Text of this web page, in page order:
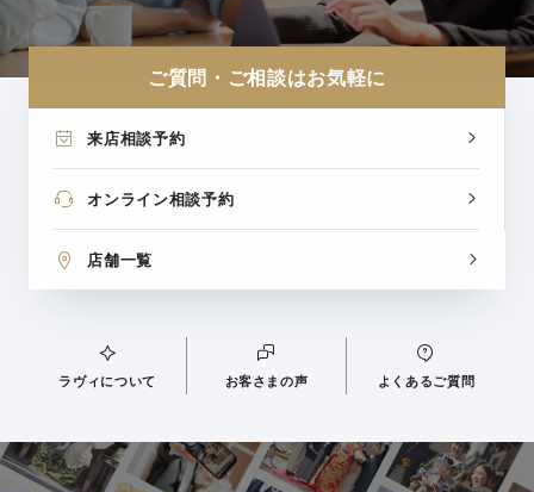
ご質問・ご相談はお気軽に
来店相談予約
オンライン相談予約
店舗一覧
ラヴィについて お客さまの声 よくあるご質問